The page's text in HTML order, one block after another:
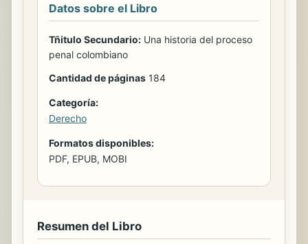
Datos sobre el Libro
Tñitulo Secundario: Una historia del proceso
penal colombiano
Cantidad de páginas 184
Categoría:
Derecho
Formatos disponibles:
PDF, EPUB, MOBI
Resumen del Libro